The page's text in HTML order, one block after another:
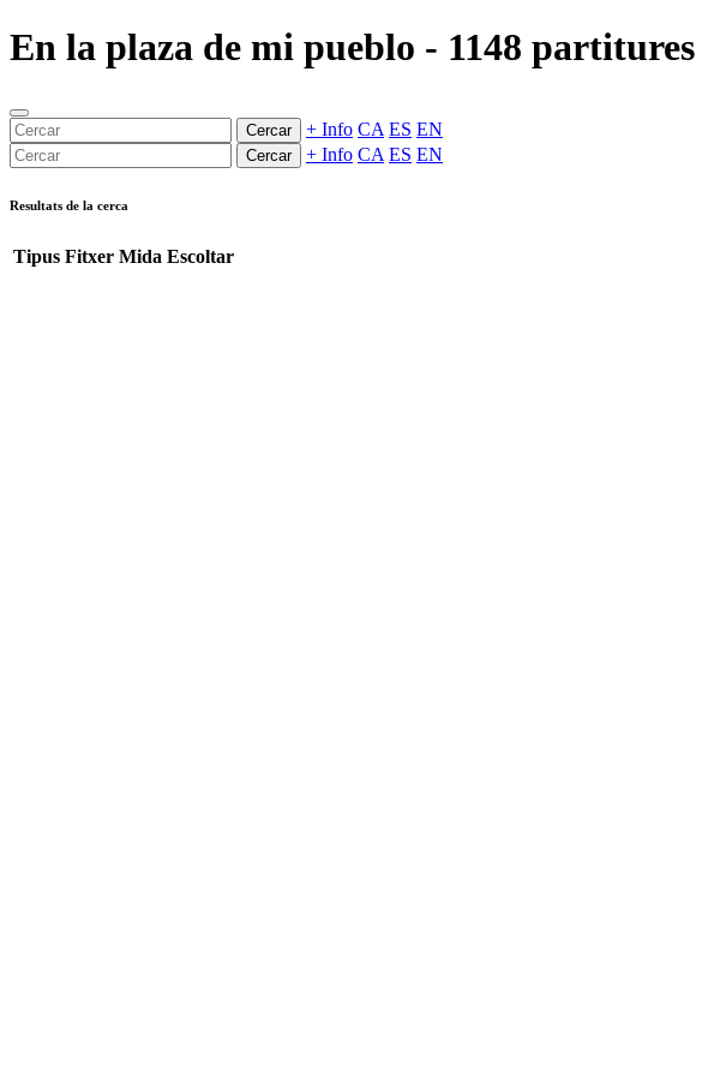
En la plaza de mi pueblo - 1148
Cercar + Info CA ES EN
Cercar + Info CA ES EN
Resultats de la cerca
Tipus Fitxer Mida Escoltar